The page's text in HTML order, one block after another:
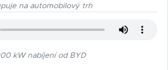
na automobilový trh
kW nabíjení od BYD